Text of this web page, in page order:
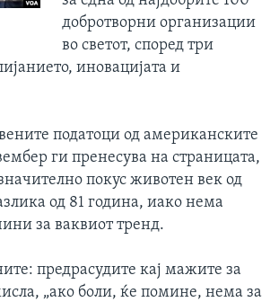
добротворни организации
во светот, според три
иновацијата и
податоци од американските
ги пренесува на страницата,
покус животен век од
од 81 година, иако нема
за ваквиот тренд.
предрасудите кај мажите за
„ако боли, ќе помине, нема за